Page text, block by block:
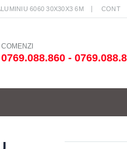
6060 30X30X3 6M CONT
COMENZI
0769.088.860 -